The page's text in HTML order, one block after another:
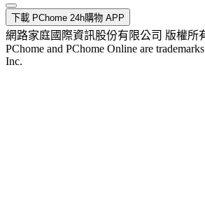
下載 PChome 24h購物 APP
網路家庭國際資訊股份有限公司 版權所
PChome and PChome Online are
Inc.